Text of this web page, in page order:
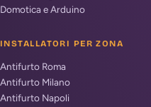
Domotica e Arduino
INSTALLATORI PER ZONA
Antifurto Roma
Antifurto Milano
Antifurto Napoli